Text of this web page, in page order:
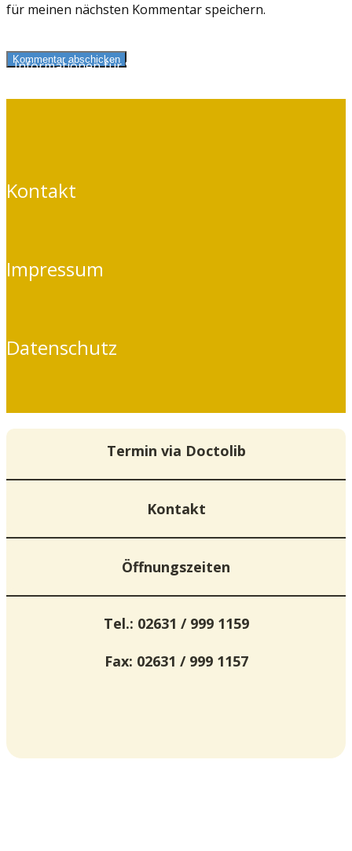
für meinen nächsten Kommentar speichern.
Kommentar abschicken
Informationen für Selbstzahler
Kontakt
Impressum
Datenschutz
Termin via Doctolib
Kontakt
Öffnungszeiten
Tel.: 02631 / 999 1159
Fax: 02631 / 999 1157